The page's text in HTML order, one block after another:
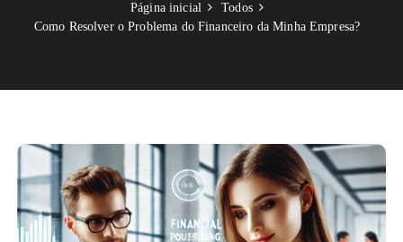
Página inicial
Todos
Como Resolver o Problema do Financeiro da Minha Empresa?